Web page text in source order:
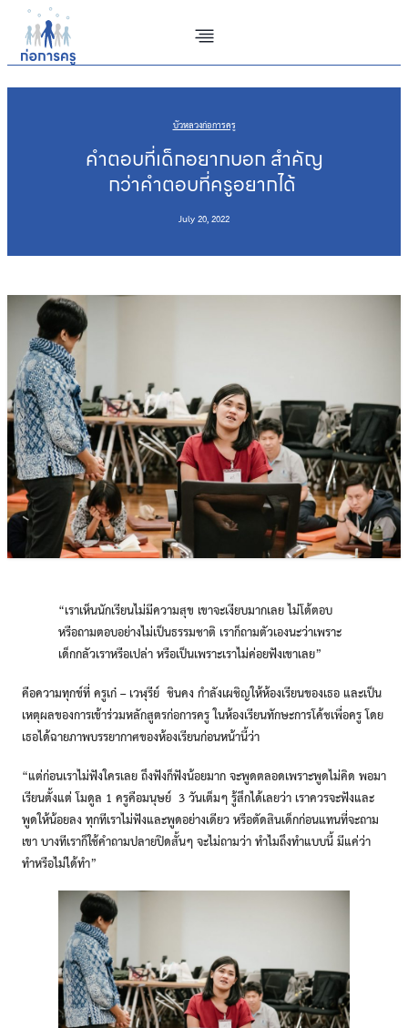
Skip
content
บัวหลวงก่อการครู
คำตอบที่เด็กอยากบอก สำคัญ
กว่าคำตอบที่ครูอยากได้
July 20, 2022
“เราเห็นนักเรียนไม่มีความสุข เขาจะเงียบมากเลย ไม่โต้ตอบ
หรือถามตอบอย่างไม่เป็นธรรมชาติ เราก็ถามตัวเองนะว่าเพราะ
เด็กกลัวเราหรือเปล่า หรือเป็นเพราะเราไม่ค่อยฟังเขาเลย”
คือความทุกข์ที่ครูเก๋ – เวฬุรีย์ ชินคง กำลังเผชิญให้ห้องเรียนของเธอ และเป็น
เหตุผลของการเข้าร่วมหลักสูตรก่อการครู ในห้องเรียนทักษะการโค้ชเพื่อครู โดย
เธอได้ฉายภาพบรรยากาศของห้องเรียนก่อนหน้านี้ว่า
“แต่ก่อนเราไม่ฟังใครเลย ถึงฟังก็ฟังน้อยมาก จะพูดตลอดเพราะพูดไม่คิด พอมา
เรียนตั้งแต่ โมดูล 1 ครูคือมนุษย์ 3 วันเต็มๆ รู้สึกได้เลยว่า เราควรจะฟังและ
พูดให้น้อยลง ทุกทีเราไม่ฟังและพูดอย่างเดียว หรือตัดสินเด็กก่อนแทนที่จะถาม
เขา บางทีเราก็ใช้คำถามปลายปิดสั้นๆ จะไม่ถามว่า ทำไมถึงทำแบบนี้ มีแค่ว่า
ทำหรือไม่ได้ทำ”